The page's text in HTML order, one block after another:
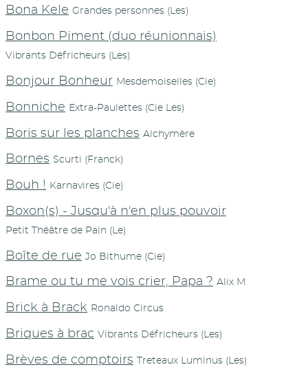
Bona Kele Grandes personnes (Les)
Bonbon Piment (duo réunionnais)
Vibrants Défricheurs (Les)
Bonjour Bonheur Mesdemoiselles (Cie)
Bonniche Extra-Paulettes (Cie Les)
Boris sur les planches Alchymère
Bornes Scurti (Franck)
Bouh ! Karnavires (Cie)
Boxon(s) - Jusqu'à n'en plus pouvoir
Petit Théâtre de Pain (Le)
Boîte de rue Jo Bithume (Cie)
Brame ou tu me vois crier, Papa ? Alix M
Brick à Brack Ronaldo Circus
Briques à brac Vibrants Défricheurs (Les)
Brèves de comptoirs Treteaux Luminus (Les)